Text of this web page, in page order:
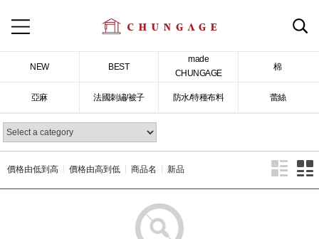
NEW BEST
made
CHUNGAGE
棉
亞麻 法國刺繡/被子 防水/特種布料 蕾絲
價格由低到高 價格由高到低 商品名 新品